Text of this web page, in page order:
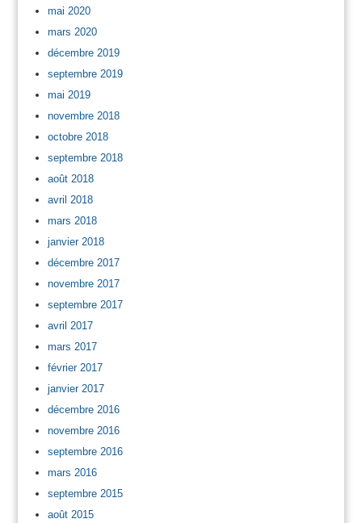
mai 2020
mars 2020
décembre 2019
septembre 2019
mai 2019
novembre 2018
octobre 2018
septembre 2018
août 2018
avril 2018
mars 2018
janvier 2018
décembre 2017
novembre 2017
septembre 2017
avril 2017
mars 2017
février 2017
janvier 2017
décembre 2016
novembre 2016
septembre 2016
mars 2016
septembre 2015
août 2015